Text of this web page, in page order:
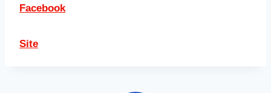
Facebook
Site